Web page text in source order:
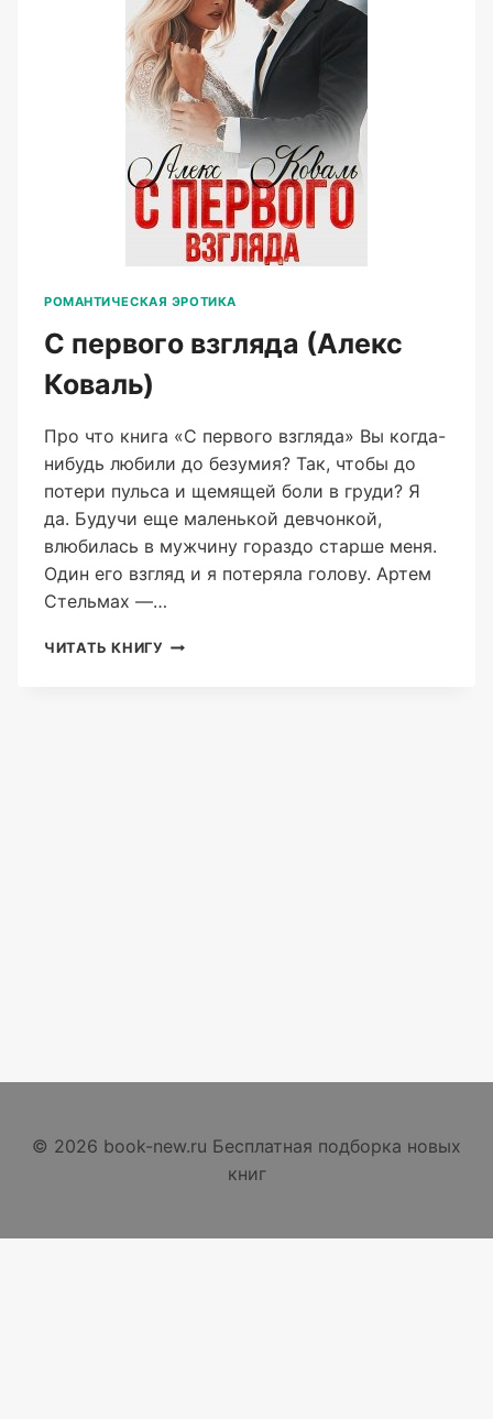
РОМАНТИЧЕСКАЯ ЭРОТИКА
С первого взгляда (Алекс
Коваль)
Про что книга «С первого взгляда» Вы когда-
нибудь любили до безумия? Так, чтобы до
потери пульса и щемящей боли в груди? Я
да. Будучи еще маленькой девчонкой,
влюбилась в мужчину гораздо старше меня.
Один его взгляд и я потеряла голову. Артем
Стельмах —…
ЧИТАТЬ КНИГУ С
© 2026 book-new.ru Бесплатная подборка новых
книг